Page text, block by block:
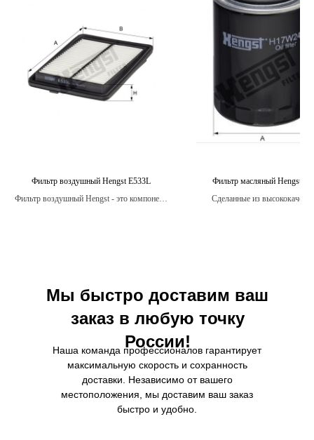
Фильтр воздушный Hengst E533L
Фильтр воздушный Hengst - это компонент,
Фильтр масляный Hengst
Сделанные из
Мы быстро доставим ваш
заказ в любую точку
России!
Наша команда профессионалов гарантирует
максимальную скорость и сохранность
доставки. Независимо от вашего
местоположения, мы доставим ваш заказ
быстро и удобно.